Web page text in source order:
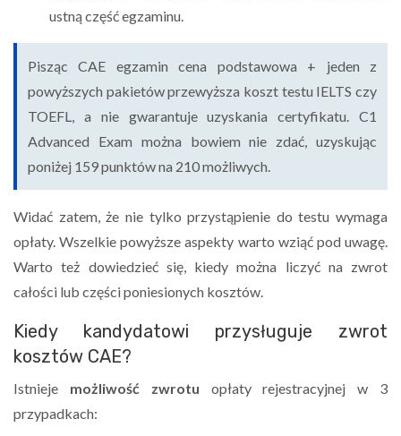
ustną część egzaminu.
Pisząc CAE egzamin cena podstawowa + jeden z
powyższych pakietów przewyższa koszt testu IELTS czy
TOEFL, a nie gwarantuje uzyskania certyfikatu. C1
Advanced Exam można bowiem nie zdać, uzyskując
poniżej 159 punktów na 210 możliwych.
Widać zatem, że nie tylko przystąpienie do testu wymaga
opłaty. Wszelkie powyższe aspekty warto wziąć pod uwagę.
Warto też dowiedzieć się, kiedy można liczyć na zwrot
całości lub części poniesionych kosztów.
Kiedy kandydatowi przysługuje zwrot
kosztów CAE?
Istnieje możliwość zwrotu opłaty rejestracyjnej w 3
przypadkach: